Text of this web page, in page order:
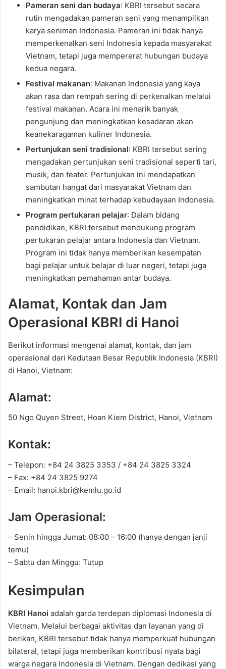
Pameran seni dan budaya: KBRI tersebut secara
rutin mengadakan pameran seni yang menampilkan
karya seniman Indonesia. Pameran ini tidak hanya
memperkenalkan seni Indonesia kepada masyarakat
Vietnam, tetapi juga mempererat hubungan budaya
kedua negara.
Festival makanan: Makanan Indonesia yang kaya
akan rasa dan rempah sering di perkenalkan melalui
festival makanan. Acara ini menarik banyak
pengunjung dan meningkatkan kesadaran akan
keanekaragaman kuliner Indonesia.
Pertunjukan seni tradisional: KBRI tersebut sering
mengadakan pertunjukan seni tradisional seperti tari,
musik, dan teater. Pertunjukan ini mendapatkan
sambutan hangat dari masyarakat Vietnam dan
meningkatkan minat terhadap kebudayaan Indonesia.
Program pertukaran pelajar: Dalam bidang
pendidikan, KBRI tersebut mendukung program
pertukaran pelajar antara Indonesia dan Vietnam.
Program ini tidak hanya memberikan kesempatan
bagi pelajar untuk belajar di luar negeri, tetapi juga
meningkatkan pemahaman antar budaya.
Alamat, Kontak dan Jam
Operasional KBRI di Hanoi
Berikut informasi mengenai alamat, kontak, dan jam
operasional dari Kedutaan Besar Republik Indonesia (KBRI)
di Hanoi, Vietnam:
Alamat:
50 Ngo Quyen Street, Hoan Kiem District, Hanoi, Vietnam
Kontak:
– Telepon: +84 24 3825 3353 / +84 24 3825 3324
– Fax: +84 24 3825 9274
– Email: hanoi.kbri@kemlu.go.id
Jam Operasional:
– Senin hingga Jumat: 08:00 – 16:00 (hanya dengan janji
temu)
– Sabtu dan Minggu: Tutup
Kesimpulan
KBRI Hanoi adalah garda terdepan diplomasi Indonesia di
Vietnam. Melalui berbagai aktivitas dan layanan yang di
berikan, KBRI tersebut tidak hanya memperkuat hubungan
bilateral, tetapi juga memberikan kontribusi nyata bagi
warga negara Indonesia di Vietnam. Dengan dedikasi yang